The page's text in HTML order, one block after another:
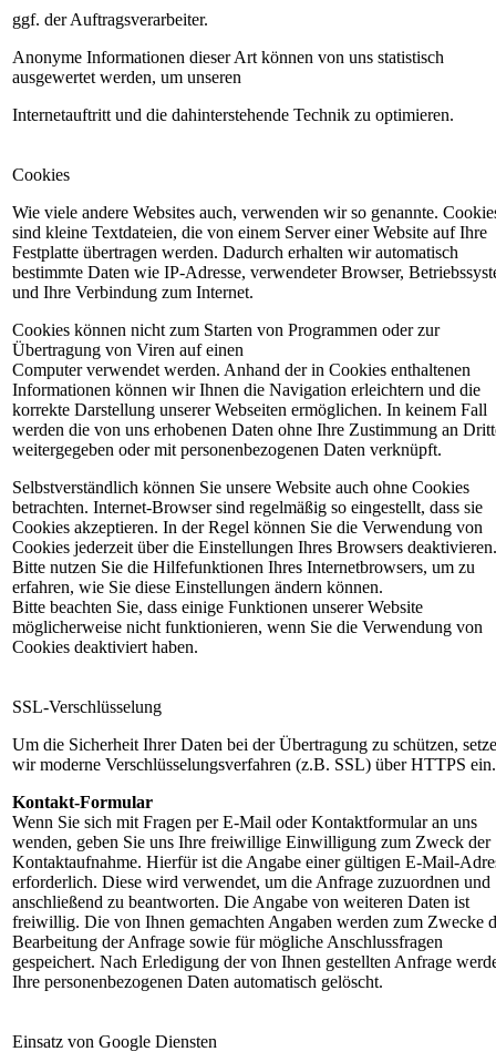
ggf. der Auftragsverarbeiter.
Anonyme Informationen dieser Art können von uns statistisch
ausgewertet werden, um unseren
Internetauftritt und die dahinterstehende Technik zu optimieren.
Cookies
Wie viele andere Websites auch, verwenden wir so genannte.
sind kleine Textdateien, die von einem Server einer Website auf Ihre
Festplatte übertragen werden. Dadurch erhalten wir automatisch
bestimmte Daten wie IP-Adresse, verwendeter Browser,
und Ihre Verbindung zum Internet.
Cookies können nicht zum Starten von Programmen oder zur
Übertragung von Viren auf einen
Computer verwendet werden. Anhand der in Cookies enthaltenen
Informationen können wir Ihnen die Navigation erleichtern und die
korrekte Darstellung unserer Webseiten ermöglichen. In keinem Fall
werden die von uns erhobenen Daten ohne Ihre Zustimmung an
weitergegeben oder mit personenbezogenen Daten verknüpft.
Selbstverständlich können Sie unsere Website auch ohne Cookies
betrachten. Internet-Browser sind regelmäßig so eingestellt, dass sie
Cookies akzeptieren. In der Regel können Sie die Verwendung von
Cookies jederzeit über die Einstellungen Ihres Browsers deaktivieren.
Bitte nutzen Sie die Hilfefunktionen Ihres Internetbrowsers, um zu
erfahren, wie Sie diese Einstellungen ändern können.
Bitte beachten Sie, dass einige Funktionen unserer Website
möglicherweise nicht funktionieren, wenn Sie die Verwendung von
Cookies deaktiviert haben.
SSL-Verschlüsselung
Um die Sicherheit Ihrer Daten bei der Übertragung zu schützen,
wir moderne Verschlüsselungsverfahren (z.B. SSL) über HTTPS ein.
Kontakt-Formular
Wenn Sie sich mit Fragen per E-Mail oder Kontaktformular an uns
wenden, geben Sie uns Ihre freiwillige Einwilligung zum Zweck der
Kontaktaufnahme. Hierfür ist die Angabe einer gültigen E-Mail-
erforderlich. Diese wird verwendet, um die Anfrage zuzuordnen und
anschließend zu beantworten. Die Angabe von weiteren Daten ist
freiwillig. Die von Ihnen gemachten Angaben werden zum Zwecke
Bearbeitung der Anfrage sowie für mögliche Anschlussfragen
gespeichert. Nach Erledigung der von Ihnen gestellten Anfrage
Ihre personenbezogenen Daten automatisch gelöscht.
Einsatz von Google Diensten